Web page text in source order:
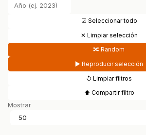
☑ Seleccionar todo
✕ Limpiar selección
🔀 Random
▶ Reproducir selección
↺ Limpiar filtros
⬆ Compartir filtro
Mostrar